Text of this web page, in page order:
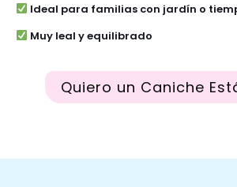
Ideal para familias con jardín o
Muy leal y equilibrado
Quiero un Caniche